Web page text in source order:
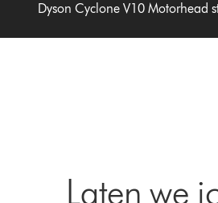
Dyson Cyclone V10 Motorhead
Laten we